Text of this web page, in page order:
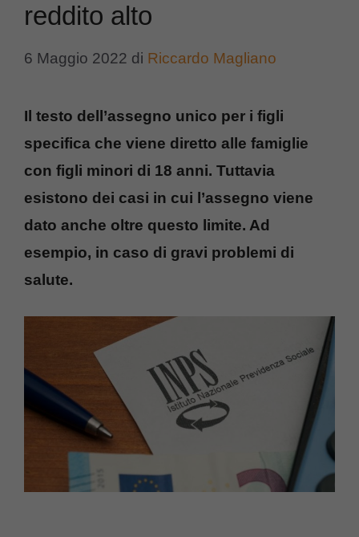
reddito alto
6 Maggio 2022 di Riccardo Magliano
Il testo dell’assegno unico per i figli
specifica che viene diretto alle famiglie
con figli minori di 18 anni. Tuttavia
esistono dei casi in cui l’assegno viene
dato anche oltre questo limite. Ad
esempio, in caso di gravi problemi di
salute.